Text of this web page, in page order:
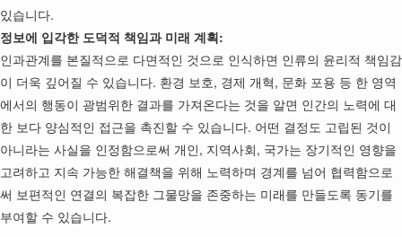
있습니다.
정보에 입각한 도덕적 책임과 미래 계획:
인과관계를 본질적으로 다면적인 것으로 인식하면 인류의 윤리적 책임감
이 더욱 깊어질 수 있습니다. 환경 보호, 경제 개혁, 문화 포용 등 한 영역
에서의 행동이 광범위한 결과를 가져온다는 것을 알면 인간의 노력에 대
한 보다 양심적인 접근을 촉진할 수 있습니다. 어떤 결정도 고립된 것이
아니라는 사실을 인정함으로써 개인, 지역사회, 국가는 장기적인 영향을
고려하고 지속 가능한 해결책을 위해 노력하며 경계를 넘어 협력함으로
써 보편적인 연결의 복잡한 그물망을 존중하는 미래를 만들도록 동기를
부여할 수 있습니다.